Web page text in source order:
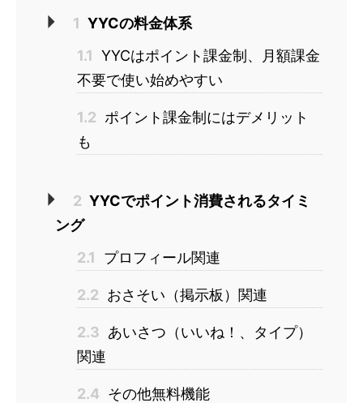
1 YYCの料金体系
1.1 YYCはポイント課金制、月額課金
不要で使い始めやすい
1.2 ポイント課金制にはデメリット
も
2 YYCでポイント消費されるタイミ
ング
2.1
プロフィール関連
2.2 おさそい（掲示板）関連
2.3 あいさつ（いいね！、タイプ）
関連
2.4 その他無料機能